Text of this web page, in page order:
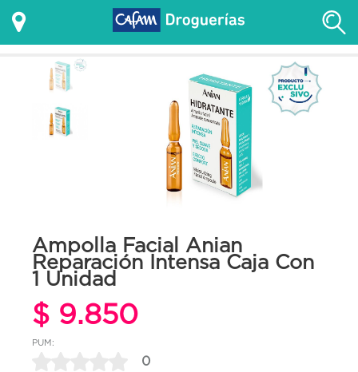
Ampolla Facial Anian
Reparación Intensa Caja Con
1 Unidad
$ 9.850
PUM:
0